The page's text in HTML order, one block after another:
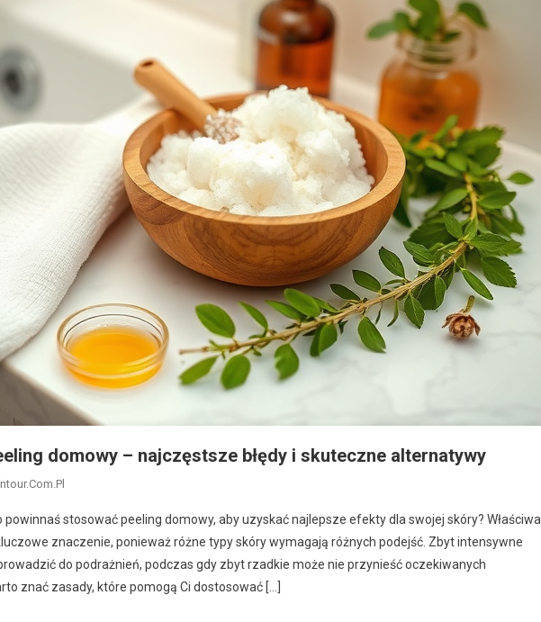
domowy – najczęstsze błędy i skuteczne alternatywy
stosować peeling domowy, aby uzyskać najlepsze efekty dla swojej skóry? Właściwa
znaczenie, ponieważ różne typy skóry wymagają różnych podejść. Zbyt intensywne
do podrażnień, podczas gdy zbyt rzadkie może nie przynieść oczekiwanych
znać zasady, które pomogą Ci dostosować […]